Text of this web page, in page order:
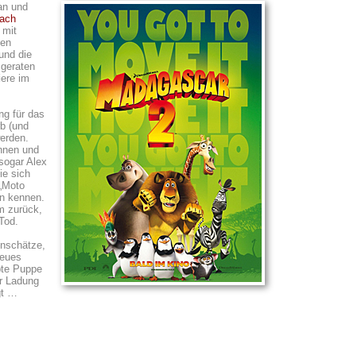
und
mit
die
im
für das
(und
und
Alex
sich
kennen.
zurück,
Puppe
Ladung
…